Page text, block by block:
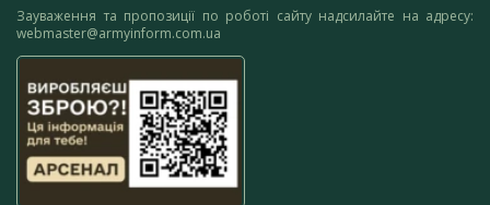
Зауваження та пропозиції по роботі сайту надсилайте на адресу:
webmaster@armyinform.com.ua